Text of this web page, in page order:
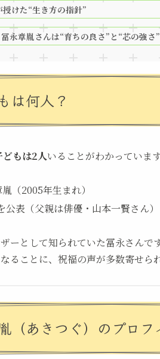
けた“生き方の指針”
永章胤さんは“育ちの良さ”と“芯の強さ
は何人？
どもは2人いることがわかっています
胤（2005年生まれ）
公表（父親は俳優・山本一賢さん）
ーとして知られていた冨永さんで
ることに、祝福の声が多数寄せら
あきつぐ）のプロフ